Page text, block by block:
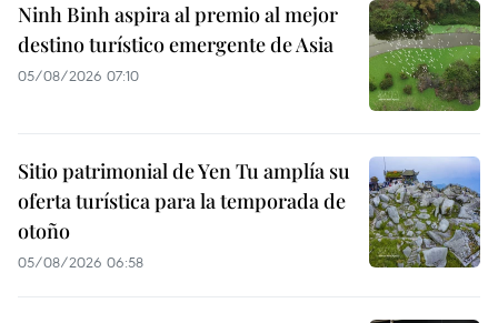
Ninh Binh aspira al premio al mejor
destino turístico emergente de Asia
05/08/2026 07:10
Sitio patrimonial de Yen Tu amplía su
oferta turística para la temporada de
otoño
05/08/2026 06:58